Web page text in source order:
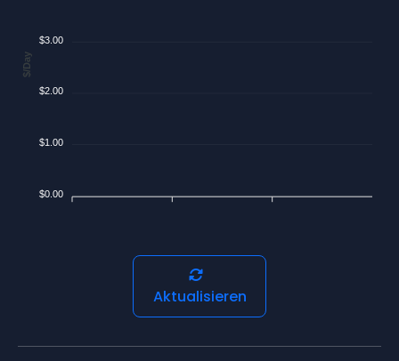
$3.00
$2.00
$1.00
$0.00
$/Day
Aktualisieren